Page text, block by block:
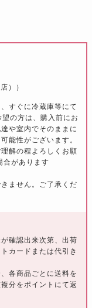
））
すぐに冷蔵庫等にて
の方は、購入前にお
や室内でそのままに
能性がございます。
解の程よろしくお願
合があります
ません。ご了承くだ
確認出来次第、出荷
カードまたは代引き
各商品ごとに送料を
分をポイントにて返